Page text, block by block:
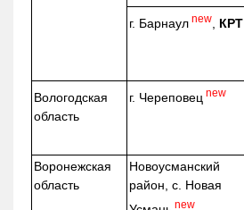
г. Барнаул new КРТ
Вологодская
область
г. Череповец new
Воронежская
область
Новоусманский
район, с. Новая
new